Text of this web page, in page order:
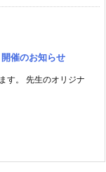
催のお知らせ
す。 先生のオリジナ